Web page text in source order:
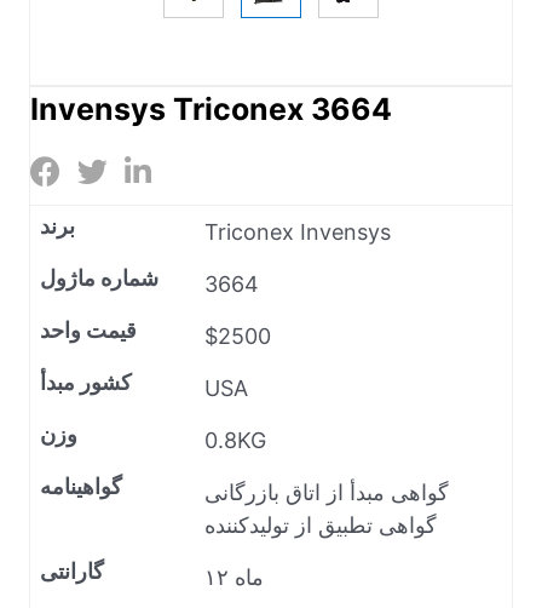
Invensys Triconex 3664
برند
Triconex Invensys
شماره ماژول
3664
قیمت واحد
$2500
کشور مبدأ
USA
وزن
0.8KG
گواهینامه
گواهی مبدأ از اتاق بازرگانی
گواهی تطبیق از تولیدکننده
گارانتی
۱۲ ماه